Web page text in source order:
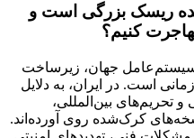
ریسک بزرگی است و
کنیم؟
سیستم‌عامل جهان، زیرساخت
است. در ایران، به دلایل
تحریم‌های بین‌المللی،
کرک‌شده روی آورده‌اند.